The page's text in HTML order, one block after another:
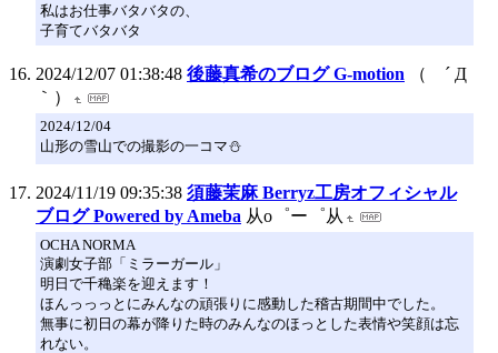
私はお仕事バタバタの、
子育てバタバタ
2024/12/07 01:38:48 後藤真希のブログ G-motion
（ ´ Д
｀）
2024/12/04
山形の雪山での撮影の一コマ⛄️
2024/11/19 09:35:38 須藤茉麻 Berryz工房オフィシャル
ブログ Powered by Ameba 从o゜ー゜从
OCHA NORMA
演劇女子部「ミラーガール」
明日で千穐楽を迎えます！
ほんっっっとにみんなの頑張りに感動した稽古期間中でした。
無事に初日の幕が降りた時のみんなのほっとした表情や笑顔は忘
れない。